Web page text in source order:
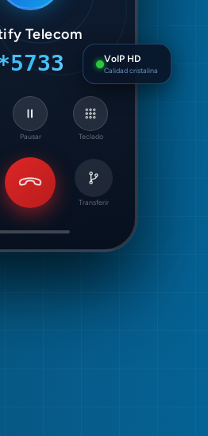
VoIP HD
Calidad cristalina
Telecom
Pausar Teclado
Transferir